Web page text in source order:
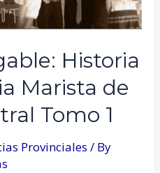
Historia
Marista de
Tomo 1
Provinciales / By